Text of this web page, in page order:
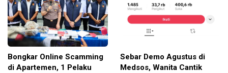
Bongkar Online Scamming
di Apartemen, 1 Pelaku
Sebar Demo Agustus di
Medsos, Wanita Cantik